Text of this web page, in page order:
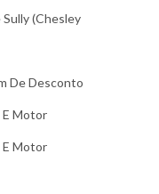
(Chesley
De Desconto
E Motor
E Motor